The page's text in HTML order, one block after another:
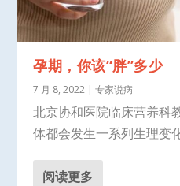
孕期，你该“胖”多少
7 月 8, 2022 |专家说病
北京协和医院临床营养
体都会发生一系列生理变
阅读更多